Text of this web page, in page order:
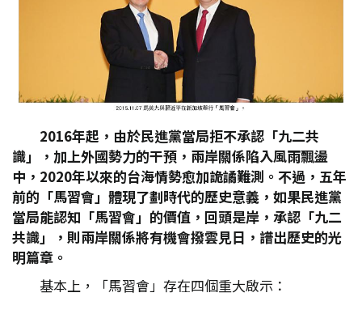
2016年起，由於民進黨當局拒不承認「九二共
識」，加上外國勢力的干預，兩岸關係陷入風雨飄盪
中，2020年以來的台海情勢愈加詭譎難測。不過，五年
前的「馬習會」體現了劃時代的歷史意義，如果民進黨
當局能認知「馬習會」的價值，回頭是岸，承認「九二
共識」，則兩岸關係將有機會撥雲見日，譜出歷史的光
明篇章。
基本上，「馬習會」存在四個重大啟示：